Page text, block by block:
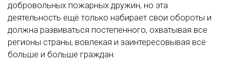
добровольных пожарных дружин, но эта
деятельность ещё только набирает свои обороты и
должна развиваться постепенного, охватывая все
регионы страны, вовлекая и заинтересовывая всё
больше и больше граждан.